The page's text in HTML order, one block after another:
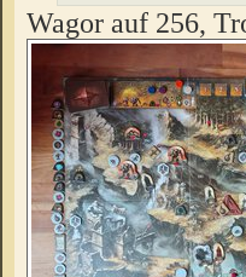
Wagor auf 256,